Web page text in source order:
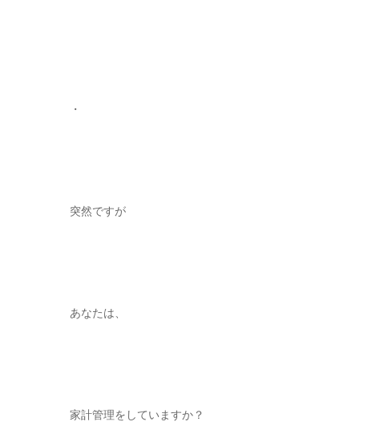
・
突然ですが
あなたは、
家計管理をしていますか？